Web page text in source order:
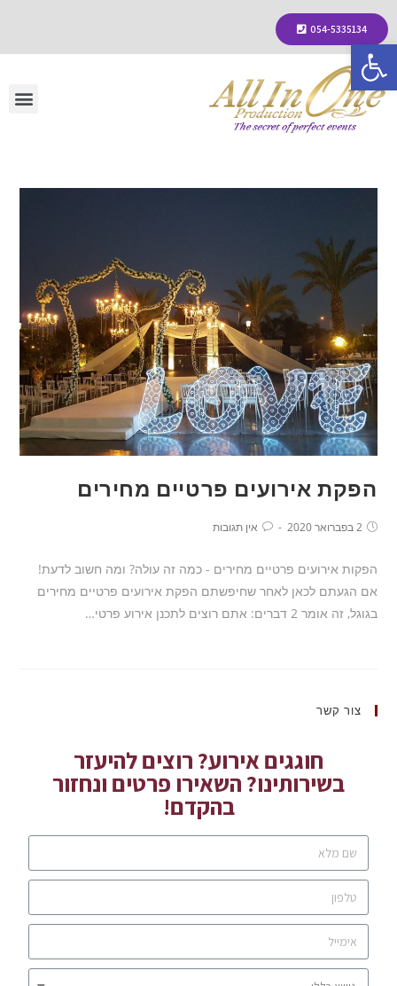
פתח סרגל נגישות
054-5335134
הפקת אירועים פרטיים מחירים
2 בפברואר 2020 אין תגובות
הפקות אירועים פרטיים מחירים - כמה זה עולה? ומה חשוב לדעת!
אם הגעתם לכאן לאחר שחיפשתם הפקת אירועים פרטיים מחירים
בגוגל, זה אומר 2 דברים: אתם רוצים לתכנן אירוע פרטי…
צור קשר
חוגגים אירוע? רוצים להיעזר
בשירותינו? השאירו פרטים ונחזור
בהקדם!